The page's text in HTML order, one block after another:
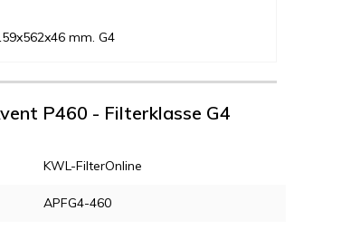
mm. G4
P460 - Filterklasse G4
KWL-FilterOnline
APFG4-460